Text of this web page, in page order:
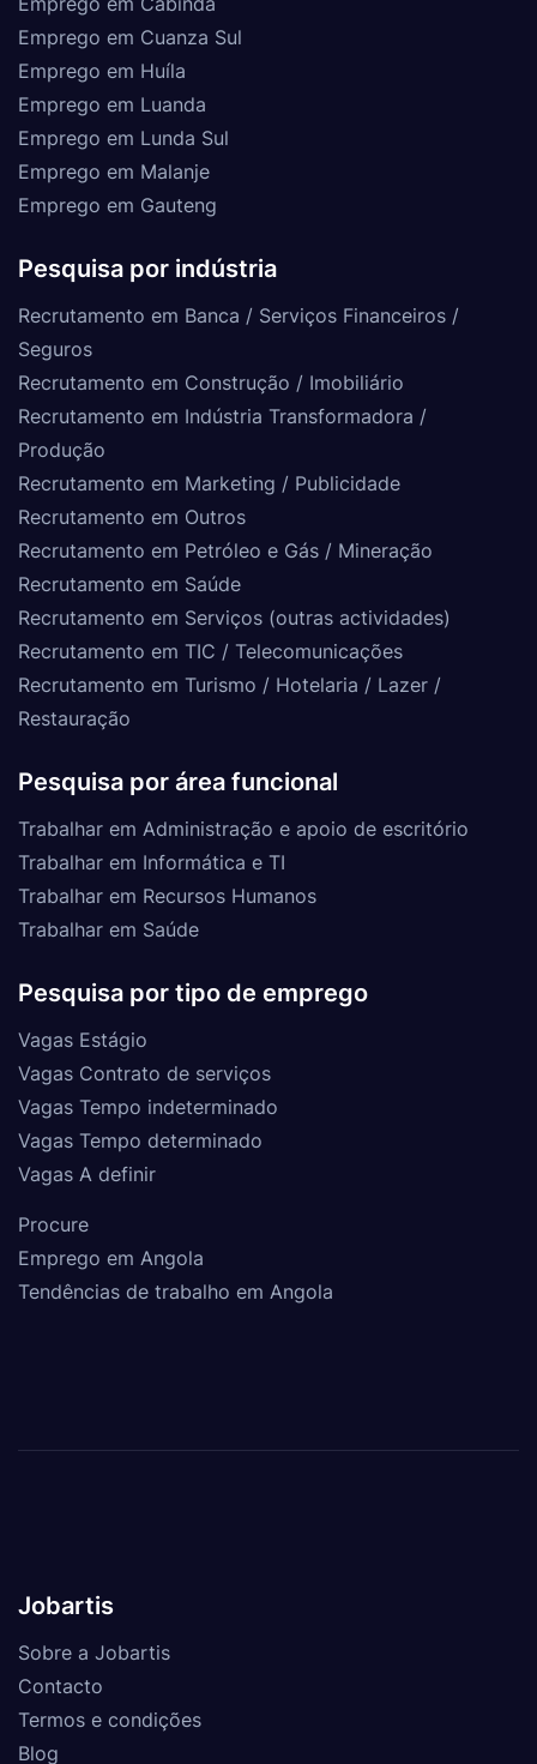
Emprego em Cuanza Sul
Emprego em Huíla
Emprego em Luanda
Emprego em Lunda Sul
Emprego em Malanje
Emprego em Gauteng
Pesquisa por indústria
Recrutamento em Banca / Serviços Financeiros /
Seguros
Recrutamento em Construção / Imobiliário
Recrutamento em Indústria Transformadora /
Produção
Recrutamento em Marketing / Publicidade
Recrutamento em Outros
Recrutamento em Petróleo e Gás / Mineração
Recrutamento em Saúde
Recrutamento em Serviços (outras actividades)
Recrutamento em TIC / Telecomunicações
Recrutamento em Turismo / Hotelaria / Lazer /
Restauração
Pesquisa por área funcional
Trabalhar em Administração e apoio de escritório
Trabalhar em Informática e TI
Trabalhar em Recursos Humanos
Trabalhar em Saúde
Pesquisa por tipo de emprego
Vagas Estágio
Vagas Contrato de serviços
Vagas Tempo indeterminado
Vagas Tempo determinado
Vagas A definir
Procure
Emprego em Angola
Tendências de trabalho em Angola
Jobartis
Sobre a Jobartis
Contacto
Termos e condições
Blog